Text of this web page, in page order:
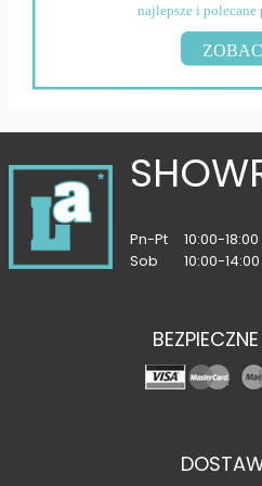
najlepsze i
Pn-Pt
10:00-18:00
Sob
10:00-14:00